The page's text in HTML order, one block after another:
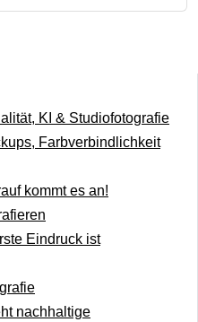
KI & Studiofotografie
Farbverbindlichkeit
kommt es an!
Eindruck ist
nachhaltige